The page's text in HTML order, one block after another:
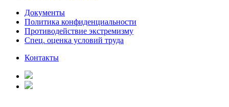
Документы
Политика конфиденциальности
Противодействие экстремизму
Спец. оценка условий труда
Контакты